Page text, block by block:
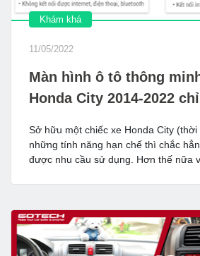
Khám khá
11/05/2022
Màn hình ô tô thông
Honda City 2014-2022
Sở hữu một chiếc xe Honda City
những tính năng hạn chế thì chắc
được nhu cầu sử dụng. Hơn thế nữa